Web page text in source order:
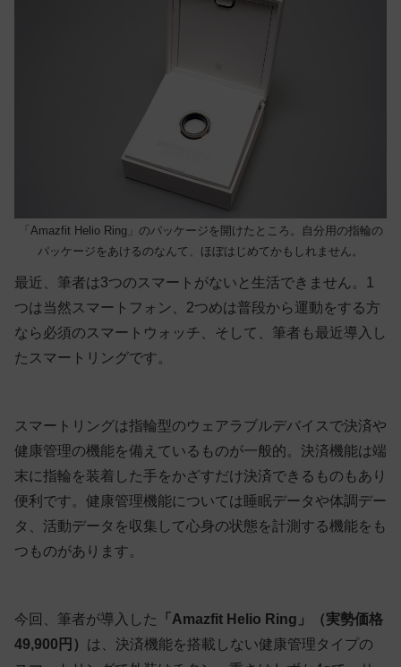
「Amazfit Helio Ring」のパッケージを開けたところ。自分用の指輪の
パッケージをあけるのなんて、ほぼはじめてかもしれません。
最近、筆者は3つのスマートがないと生活できません。1
つは当然スマートフォン、2つめは普段から運動をする方
なら必須のスマートウォッチ、そして、筆者も最近導入し
たスマートリングです。
スマートリングは指輪型のウェアラブルデバイスで決済や
健康管理の機能を備えているものが一般的。決済機能は端
末に指輪を装着した手をかざすだけ決済できるものもあり
便利です。健康管理機能については睡眠データや体調デー
タ、活動データを収集して心身の状態を計測する機能をも
つものがあります。
今回、筆者が導入した
「Amazfit Helio Ring」（実勢価格
49,900円） は、決済機能を搭載しない健康管理タイプの